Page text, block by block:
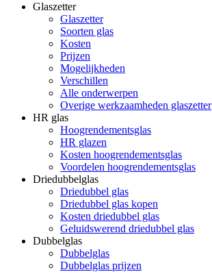
Glaszetter
Glaszetter
Soorten glas
Kosten
Prijzen
Mogelijkheden
Verschillen
Alle onderwerpen
Overige werkzaamheden glaszetter
HR glas
Hoogrendementsglas
HR glazen
Kosten hoogrendementsglas
Voordelen hoogrendementsglas
Driedubbelglas
Driedubbel glas
Driedubbel glas kopen
Kosten driedubbel glas
Geluidswerend driedubbel glas
Dubbelglas
Dubbelglas
Dubbelglas prijzen